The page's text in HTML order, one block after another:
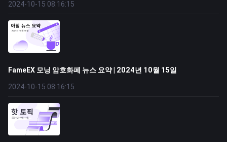
2024-10-15 08:16:15
FameEX 모닝 암호화폐 뉴스 요약 | 2024년 10월 15일
2024-10-15 08:16:15